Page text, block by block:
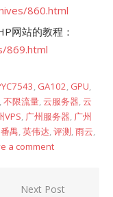
860.html
网站的教程：
869.html
, GA102, GPU,
,不限流量,云服务器,云
VPS, 广州服务器, 广州
番禺,英伟达,评测,雨云,
a comment
Next Post